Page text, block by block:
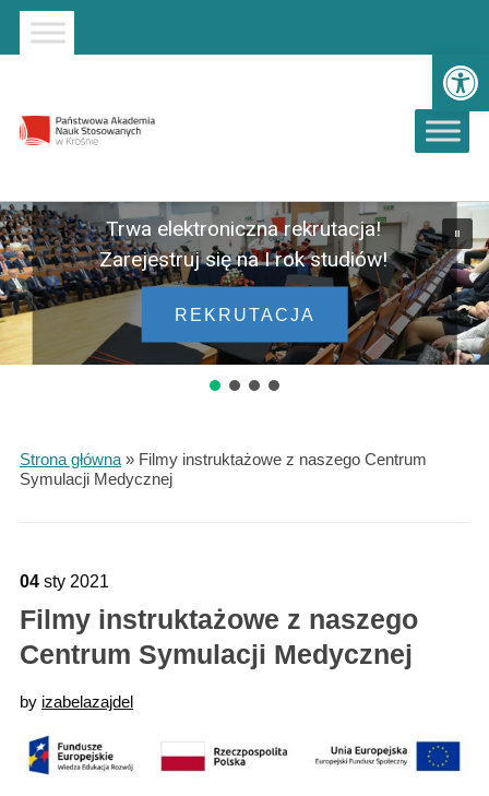
Strona główna
Przejdź do wyszukiwarki
Przejdź do menu głównego
REKRUTACJA
Trwa elektroniczna rekrutacja!
Zarejestruj się na I rok studiów!
Strona główna» Filmy instruktażowe z naszego Centrum
Symulacji Medycznej
04 sty 2021
Filmy instruktażowe z naszego
Centrum Symulacji Medycznej
by izabelazajdel